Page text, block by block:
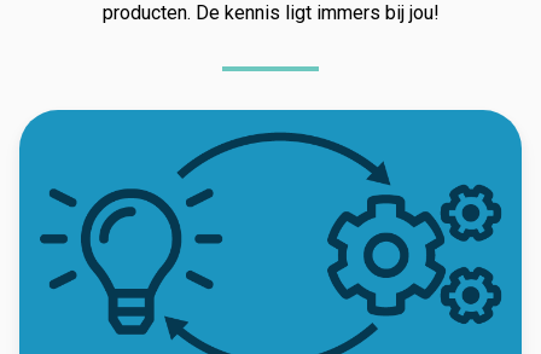
producten. De kennis ligt immers bij jou!